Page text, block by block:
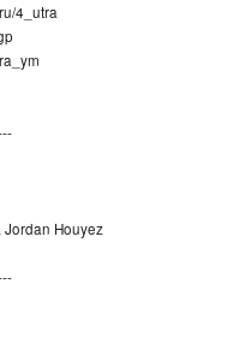
4_utra
Houyez